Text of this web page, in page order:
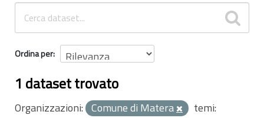
INFORMAZIONI
Ordina per
1 dataset trovato
Organizzazioni: Comune di Matera
temi: